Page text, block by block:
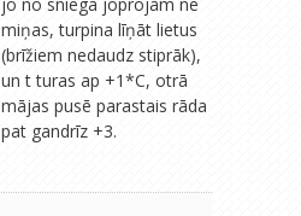
miņas, turpina līņāt lietus
(brīžiem nedaudz stiprāk),
un t turas ap +1*C, otrā
mājas pusē parastais rāda
pat gandrīz +3.